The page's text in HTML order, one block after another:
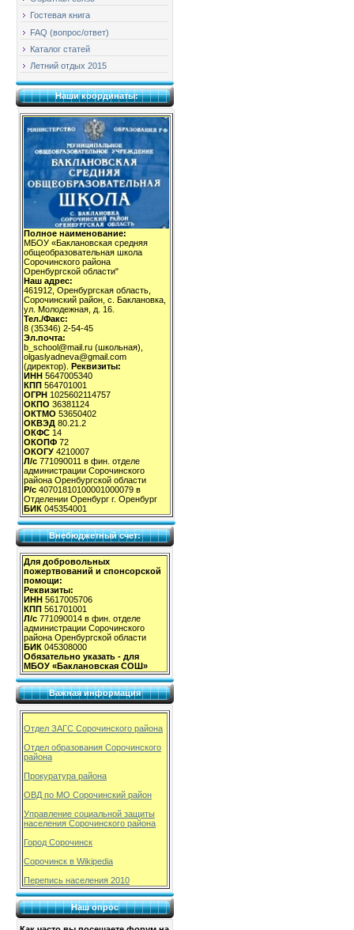
Гостевая книга
FAQ (вопрос/ответ)
Каталог статей
Летний отдых 2015
Наши координаты:
Полное наименование:
МБОУ «Баклановская средняя
общеобразовательная школа
Сорочинского района
Оренбургской области"
Наш адрес:
461912, Оренбургская область,
Сорочинский район, с. Баклановка,
ул. Молодежная, д. 16.
Тел./Факс:
8 (35346) 2-54-45
Эл.почта:
b_school@mail.ru (школьная),
olgaslyadneva@gmail.com
(директор). Реквизиты:
ИНН 5647005340
КПП 564701001
ОГРН 1025602114757
ОКПО 36381124
ОКТМО 53650402
ОКВЭД 80.21.2
ОКФС 14
ОКОПФ 72
ОКОГУ 4210007
Л/с 771090011 в фин. отделе
администрации Сорочинского
района Оренбургской области
Р/с 40701810100001000079 в
Отделении Оренбург г. Оренбург
БИК 045354001
Внебюджетный счет:
Для добровольных
пожертвований и спонсорской
помощи:
Реквизиты:
ИНН 5617005706
КПП 561701001
Л/с 771090014 в фин. отделе
администрации Сорочинского
района Оренбургской области
БИК 045308000
Обязательно указать - для
МБОУ «Баклановская СОШ»
Важная информация
Отдел ЗАГС Сорочинского района
Отдел образования Сорочинского
района
Прокуратура района
ОВД по МО Сорочинский район
Управление социальной защиты
населения Сорочинского района
Город Сорочинск
Сорочинск в Wikipedia
Перепись населения 2010
Наш опрос